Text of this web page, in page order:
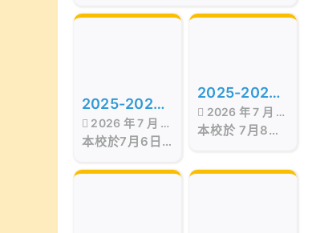
Hong Kong
Presentation Ceremony in Hong
Club Convention Hall, West
Kowloon.
2025-2026
年度第十五屆
畢業暨頒獎典
禮
日
本校於7月6日
業暨頒獎典禮，
2025-2026
年度STEAM
Day
日
本校於 7月8日
活動期間，我們